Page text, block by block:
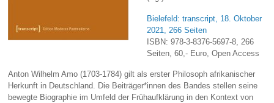
Bielefeld: transcript, 18. Oktober
2021, 266 Seiten
ISBN: 978-3-8376-5697-8, 266
Seiten, 60,- Euro, Open Access
Anton Wilhelm Amo (1703-1784) gilt als erster Philosoph afrikanischer
Herkunft in Deutschland. Die Beiträger*innen des Bandes stellen seine
bewegte Biographie im Umfeld der Frühaufklärung in den Kontext von